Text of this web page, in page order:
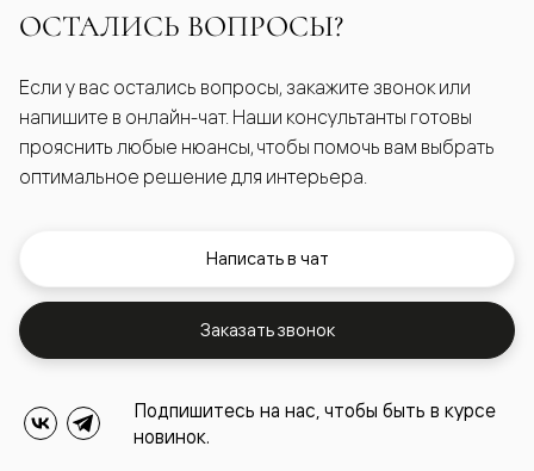
ОСТАЛИСЬ ВОПРОСЫ?
Если у вас остались вопросы, закажите звонок или
напишите в онлайн-чат. Наши консультанты готовы
прояснить любые нюансы, чтобы помочь вам выбрать
оптимальное решение для интерьера.
Написать в чат
Заказать звонок
Подпишитесь на нас, чтобы быть в курсе
новинок.